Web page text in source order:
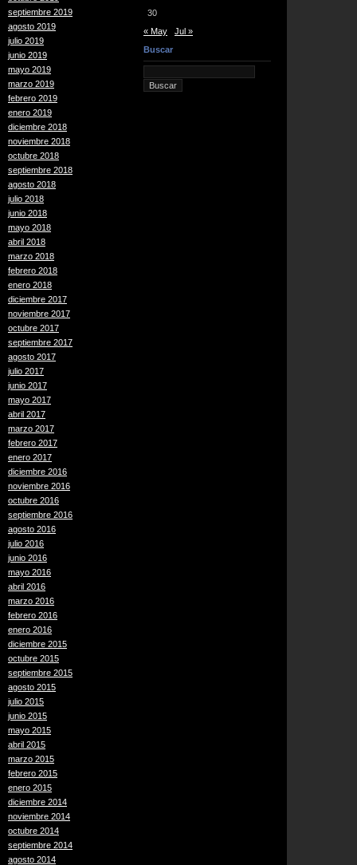
septiembre 2019
agosto 2019
julio 2019
junio 2019
mayo 2019
marzo 2019
febrero 2019
enero 2019
diciembre 2018
noviembre 2018
octubre 2018
septiembre 2018
agosto 2018
julio 2018
junio 2018
mayo 2018
abril 2018
marzo 2018
febrero 2018
enero 2018
diciembre 2017
noviembre 2017
octubre 2017
septiembre 2017
agosto 2017
julio 2017
junio 2017
mayo 2017
abril 2017
marzo 2017
febrero 2017
enero 2017
diciembre 2016
noviembre 2016
octubre 2016
septiembre 2016
agosto 2016
julio 2016
junio 2016
mayo 2016
abril 2016
marzo 2016
febrero 2016
enero 2016
diciembre 2015
octubre 2015
septiembre 2015
agosto 2015
julio 2015
junio 2015
mayo 2015
abril 2015
marzo 2015
febrero 2015
enero 2015
diciembre 2014
noviembre 2014
octubre 2014
septiembre 2014
agosto 2014
30
« May
Jul »
Buscar